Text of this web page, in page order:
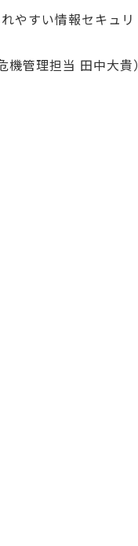
やすい情報セキュリ
機管理担当 田中大貴）